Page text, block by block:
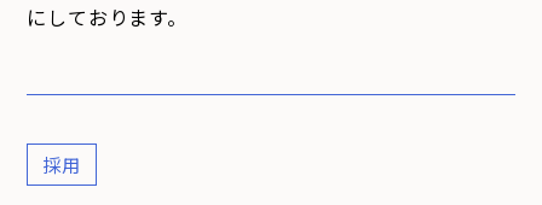
にしております。
採用